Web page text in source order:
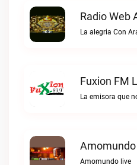
Radio Web
Fuxion FM
La emisora que
Amomundo live